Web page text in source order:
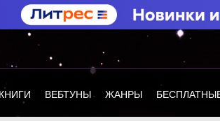
ВЕБТУНЫ ЖАНРЫ